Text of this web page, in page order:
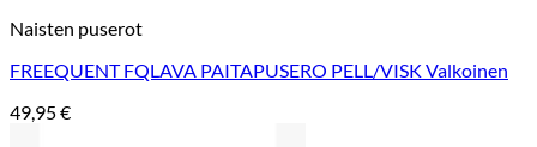
Naisten puserot
FREEQUENT FQLAVA PAITAPUSERO PELL/VISK Valkoinen
49,95€